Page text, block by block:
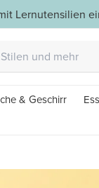
Lernutensilien
& Geschirr